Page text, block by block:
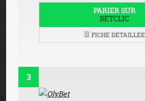
PARIER SUR
BETCLIC
FICHE DÉTAILLÉE
3